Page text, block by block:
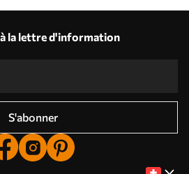
la lettre d'information
S'abonner